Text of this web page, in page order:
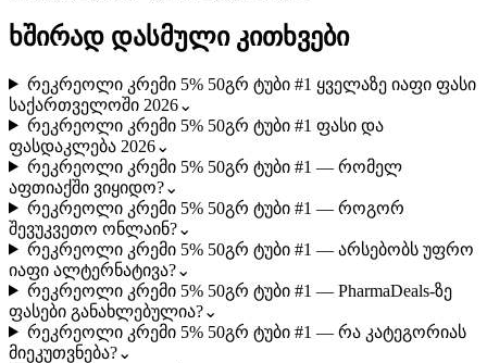
ხშირად დასმული კითხვები
რეკრეოლი კრემი 5% 50გრ ტუბი #1 ყველაზე იაფი ფასი
საქართველოში 2026⌄
რეკრეოლი კრემი 5% 50გრ ტუბი #1 ფასი და
ფასდაკლება 2026⌄
რეკრეოლი კრემი 5% 50გრ ტუბი #1 — რომელ
აფთიაქში ვიყიდო?⌄
რეკრეოლი კრემი 5% 50გრ ტუბი #1 — როგორ
შევუკვეთო ონლაინ?⌄
რეკრეოლი კრემი 5% 50გრ ტუბი #1 — არსებობს უფრო
იაფი ალტერნატივა?⌄
რეკრეოლი კრემი 5% 50გრ ტუბი #1 — PharmaDeals-ზე
ფასები განახლებულია?⌄
რეკრეოლი კრემი 5% 50გრ ტუბი #1 — რა კატეგორიას
მიეკუთვნება?⌄